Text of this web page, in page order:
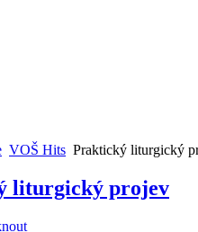
VOŠ Hits Praktický liturgický
liturgický projev